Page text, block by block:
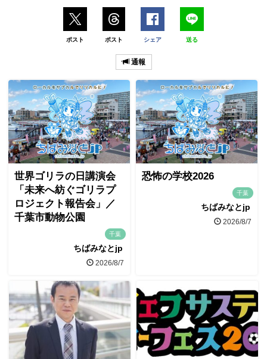
ポスト ポスト シェア 送る
通報
世界ゴリラの日講演会
「未来へ紡ぐゴリラプ
ロジェクト報告会」／
千葉市動物公園
千葉
ちばみなとjp
2026/8/7
恐怖の学校2026
千葉
ちばみなとjp
2026/8/7